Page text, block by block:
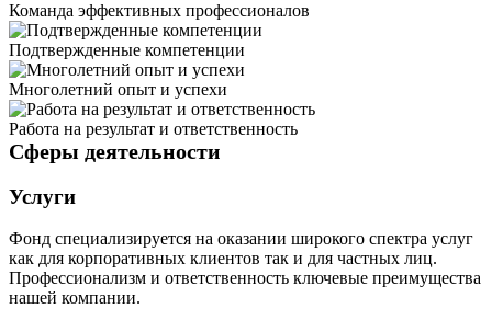
Команда эффективных профессионалов
Подтвержденные компетенции
Многолетний опыт и успехи
Работа на результат и ответственность
Сферы деятельности
Услуги
Фонд специализируется на оказании широкого спектра услуг
как для корпоративных клиентов так и для частных лиц.
Профессионализм и ответственность ключевые преимущества
нашей компании.